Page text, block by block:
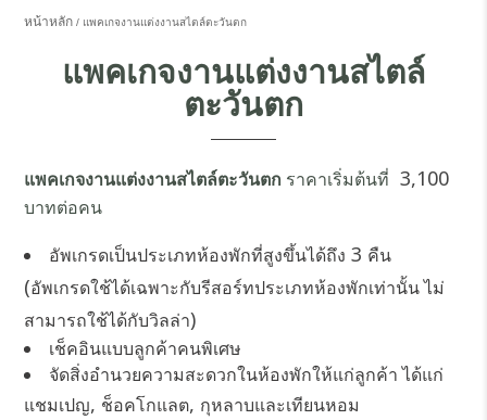
หน้าหลัก แพคเกจงานแต่งงานสไตล์ตะวันตก
แพคเกจงานแต่งงานสไตล์
ตะวันตก
แพคเกจงานแต่งงานสไตล์ตะวันตก ราคาเริ่มต้นที่ 3,100
บาทต่อคน
อัพเกรดเป็นประเภทห้องพักที่สูงขึ้นได้ถึง 3 คืน
(อัพเกรดใช้ได้เฉพาะกับรีสอร์ทประเภทห้องพักเท่านั้น ไม่
สามารถใช้ได้กับวิลล่า)
เช็คอินแบบลูกค้าคนพิเศษ
จัดสิ่งอำนวยความสะดวกในห้องพักให้แก่ลูกค้า ได้แก่
แชมเปญ, ช็อคโกแลต, กุหลาบและเทียนหอม